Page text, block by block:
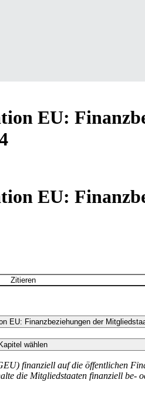
EU:
EU:
Zitieren
EU: Finanzbeziehungen der
Kapitel wählen
) finanziell auf die öffentlichen
die Mitgliedstaaten finanziell be-